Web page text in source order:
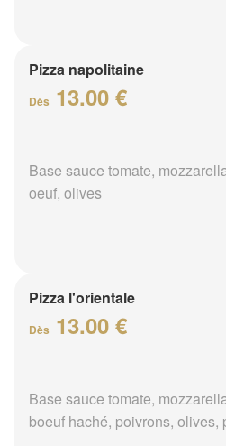
Pizza napolitaine
Dès 13.00 €
Base sauce tomate,
oeuf, olives
Pizza l'orientale
Dès 13.00 €
Base sauce tomate,
boeuf haché, poivrons, olives,